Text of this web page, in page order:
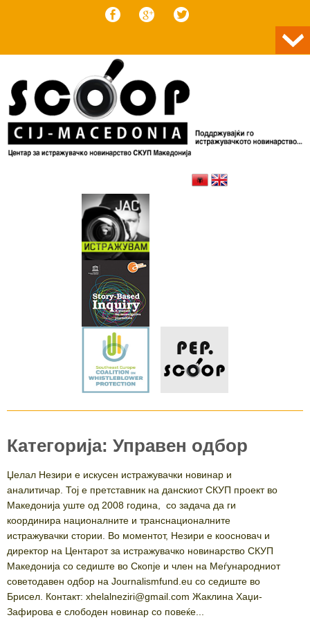
Категорија: Управен одбор
Џелал Незири е искусен истражувачки новинар и
аналитичар. Тој е претставник на данскиот СКУП проект во
Македонија уште од 2008 година, со задача да ги
координира националните и транснационалните
истражувачки стории. Во моментот, Незири е коосновач и
директор на Центарот за истражувачко новинарство СКУП
Македонија со седиште во Скопје и член на Меѓународниот
советодавен одбор на Journalismfund.eu со седиште во
Брисел. Контакт: xhelalneziri@gmail.com Жаклина Хаџи-
Зафирова е слободен новинар со повеќе...